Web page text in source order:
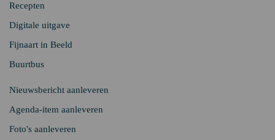
Recepten
Digitale uitgave
Fijnaart in Beeld
Buurtbus
Nieuwsbericht aanleveren
Agenda-item aanleveren
Foto's aanleveren